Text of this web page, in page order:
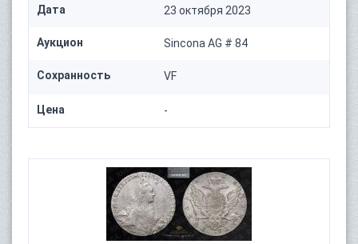
Дата 23 октября 2023
Аукцион Sincona AG # 84
Сохранность VF
Цена -